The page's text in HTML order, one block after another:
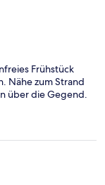
Frühstück
Nähe zum Strand
über die Gegend.